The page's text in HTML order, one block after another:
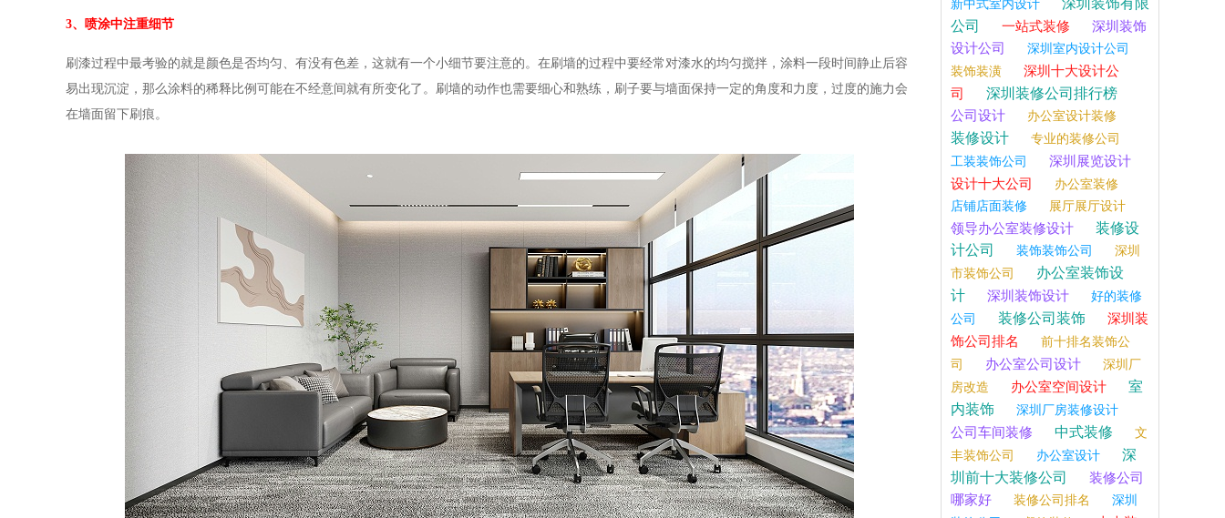
3、喷涂中注重细节
刷漆过程中最考验的就是颜色是否均匀、有没有色差，这就有一个小细节要注意的。在刷墙的过程中要经常对漆水的均匀搅拌，涂料一段时间静止后容
易出现沉淀，那么涂料的稀释比例可能在不经意间就有所变化了。刷墙的动作也需要细心和熟练，刷子要与墙面保持一定的角度和力度，过度的施力会
在墙面留下刷痕。
新中式室内设计
深圳装饰有限
公司
一站式装修
深圳装饰
设计公司
深圳室内设计公司
装饰装潢
深圳十大设计公
司
深圳装修公司排行榜
公司设计 办公室设计装修
装修设计
专业的装修公司
工装装饰公司
深圳展览设计
设计十大公司
办公室装修
店铺店面装修
展厅展厅设计
领导办公室装修设计
装修设
计公司
装饰装饰公司
深圳
市装饰公司
办公室装饰设
计
深圳装饰设计
好的装修
公司
装修公司装饰
深圳装
饰公司排名
前十排名装饰公
司
办公室公司设计
深圳厂
房改造
办公室空间设计
室
内装饰
深圳厂房装修设计
公司车间装修 中式装修
文
丰装饰公司
办公室设计
深
圳前十大装修公司
装修公司
哪家好
装修公司排名
深圳